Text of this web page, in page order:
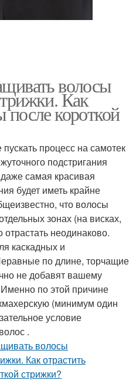
волосы
Как
после короткой
процесс на самотек
подстригания
самая красивая
будет иметь крайне
что волосы
зонах (на висках,
неодинаково.
каскадных и
по длине, торчащие
не добавят вашему
по этой причине
(минимум один
условие
.